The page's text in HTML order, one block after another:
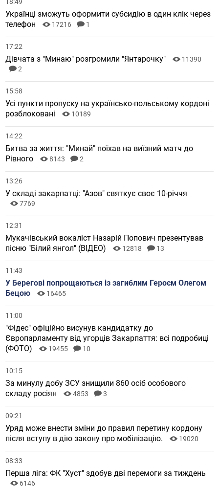
Українці зможуть оформити субсидію в один клік через
телефон
17216 1
17:22
Дівчата з "Минаю" розгромили "Янтарочку"
11390
2
15:58
Усі пункти пропуску на українсько-польському кордоні
розблоковані
10189
14:22
Битва за життя: "Минай" поїхав на виїзний матч до
Рівного
8143 2
13:26
У складі закарпатці: "Азов" святкує своє 10-річчя
7769
12:31
Мукачівський вокаліст Назарій Попович презентував
пісню "Білий янгол" (ВІДЕО)
12818 13
11:43
У Берегові попрощаються із загиблим Героєм Олегом
Бецою
16465
11:00
"Фідес" офіційно висунув кандидатку до
Європарламенту від угорців Закарпаття: всі подробиці
(ФОТО)
19455 10
10:15
За минулу добу ЗСУ знищили 860 осіб особового
складу росіян
4853 3
09:21
Уряд може внести зміни до правил перетину кордону
після вступу в дію закону про мобілізацію.
19020
08:33
Перша ліга: ФК "Хуст" здобув дві перемоги за тиждень
6146